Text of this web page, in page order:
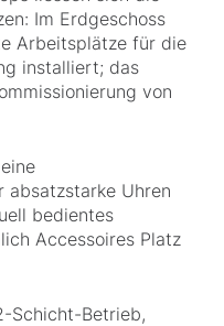
Im Erdgeschoss
Arbeitsplätze für die
installiert; das
von
absatzstarke Uhren
bedientes
Accessoires Platz
Schicht-Betrieb,